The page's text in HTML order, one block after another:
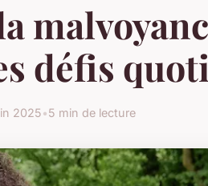
défis
2025•5 min de lecture